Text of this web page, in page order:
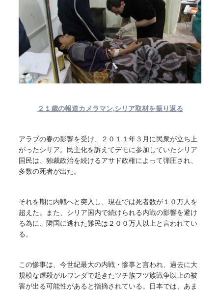
２１歳の報道カメラマン,シリア取材を振り返る
アラブの春の影響を受け、２０１１年３月に民衆が立ち上
がったシリア。民主化を訴えてデモに参加していたシリア
国民は、独裁政治を続けるアサド政権によって弾圧され、
多数の死者が出た。
それを期に内戦へと突入し、現在では死者数が１０万人を
超えた。また、シリア国内で続けられる内戦の影響を避け
る為に、隣国に逃れた難民は２００万人以上と言われてい
る。
この惨事は、今世紀最大の内戦・惨事と言われ、過去に大
規模な虐殺がルワンダで起きたツチ族フツ族戦争以上の被
害が出る可能性があると指摘されている。日本では、あま